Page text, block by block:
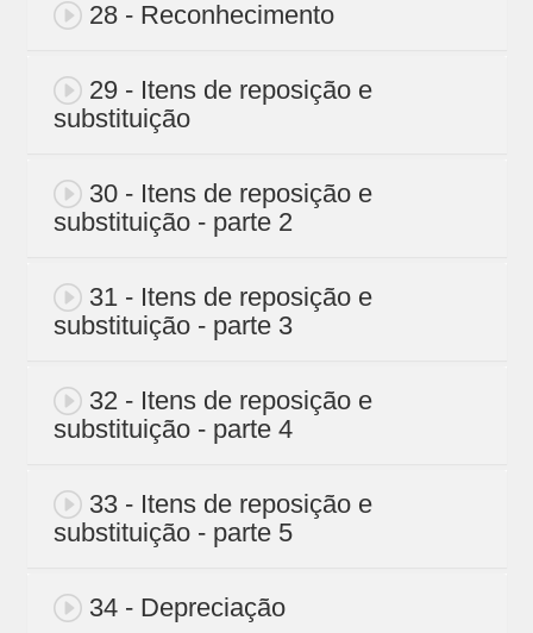
28 - Reconhecimento
29 - Itens de reposição e
substituição
30 - Itens de reposição e
substituição - parte 2
31 - Itens de reposição e
substituição - parte 3
32 - Itens de reposição e
substituição - parte 4
33 - Itens de reposição e
substituição - parte 5
34 - Depreciação